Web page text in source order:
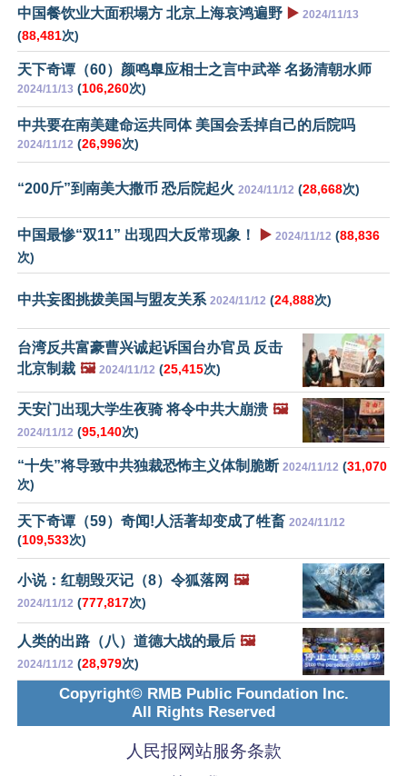
中国餐饮业大面积塌方 北京上海哀鸿遍野 ▶️ 2024/11/13
(88,481次)
天下奇谭（60）颜鸣臯应相士之言中武举 名扬清朝水师
2024/11/13 (106,260次)
中共要在南美建命运共同体 美国会丢掉自己的后院吗
2024/11/12 (26,996次)
“200斤”到南美大撒币 恐后院起火 2024/11/12 (28,668次)
中国最惨“双11” 出现四大反常现象！ ▶️ 2024/11/12 (88,836
次)
中共妄图挑拨美国与盟友关系 2024/11/12 (24,888次)
台湾反共富豪曹兴诚起诉国台办官员 反击
北京制裁 🖼️ 2024/11/12 (25,415次)
天安门出现大学生夜骑 将令中共大崩溃 🖼️
2024/11/12 (95,140次)
“十失”将导致中共独裁恐怖主义体制脆断 2024/11/12 (31,070
次)
天下奇谭（59）奇闻!人活著却变成了牲畜 2024/11/12
(109,533次)
小说：红朝毁灭记（8）令狐落网 🖼️
2024/11/12 (777,817次)
人类的出路（八）道德大战的最后 🖼️
2024/11/12 (28,979次)
Copyright© RMB Public Foundation Inc.
All Rights Reserved
人民报网站服务条款